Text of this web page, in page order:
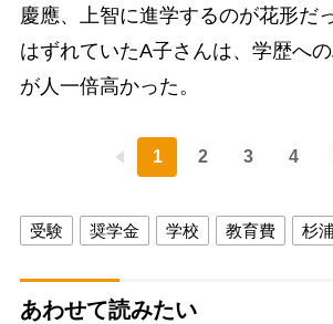
慶應、上智に進学するのが花形だ
はずれていたA子さんは、学歴へ
が人一倍高かった。
1 2 3 4
受験 奨学金 学校 教育費 杉
あわせて読みたい